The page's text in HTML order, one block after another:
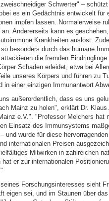
Schwerter" –
es ein Gedächtnis entwickelt für
impfen lassen. Normalerweise
an. Andererseits kann es
Krankheiten auslöst.
besonders durch das humane
die fremden
Schaden erleidet, etwa bei
unseres Körpers und führen zu
in einer einzigen Immunantwort
außerordentlich, dass es uns
Mainz zu holen", erklärt Dr.
e.V.". "Professor Melchers hat
Einsatz des Immunsystems
und wurde für diese
internationalen Preisen
Mitwirken in zahlreichen
hat er zur internationalen
Forschungsinteresses sieht
eigen sei, und im Staunen über